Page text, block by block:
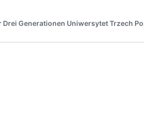
Drei Generationen Uniwersytet Trzech